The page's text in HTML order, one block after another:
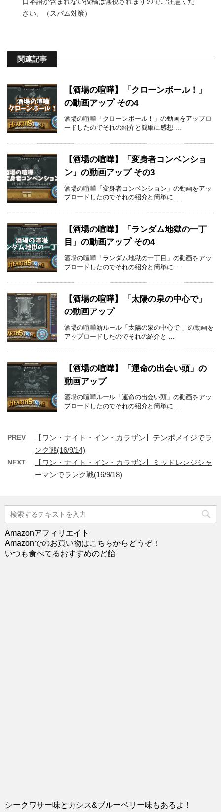
日本語が含まれない投稿は無視されますのでご注意くだ
さい。（スパム対策）
関連記事
【酒場の喧嘩】「クローンボール！」
の動画アップ その4
酒場の喧嘩「クローンボール！」の動画をアップロ
ードしたのでそれの紹介と簡単に感想 ...
【酒場の喧嘩】「変身者コンベンショ
ン」の動画アップ その3
酒場の喧嘩「変身者コンベンション」の動画をアッ
プロードしたのでそれの紹介と簡単に ...
【酒場の喧嘩】「ランダム地獄の一丁
目」の動画アップ その4
酒場の喧嘩「ランダム地獄の一丁目」の動画をアッ
プロードしたのでそれの紹介と簡単に ...
【酒場の喧嘩】「太陽の泉の中心で」
の動画アップ
酒場の喧嘩新ルール「太陽の泉の中心で 」の動画を
アップロードしたのでそれの紹介と ...
【酒場の喧嘩】「運命の出会い頭」の
動画アップ
酒場の喧嘩ルール「運命の出会い頭」の動画をアッ
プロードしたのでそれの紹介と簡単に ...
PREV
【ワン・ナイト・イン・カラザン】テンポメイジでラ
ンク戦(16/9/14)
NEXT
【ワン・ナイト・イン・カラザン】ミッドレンジシャ
ーマンでランク戦(16/9/18)
Amazonアフィリエイト
Amazonでのお買い物はこちらからどうぞ！
いつも食べてるおすすめのど飴
シークワサー味とカシス&ブルーベリー味もあるよ！